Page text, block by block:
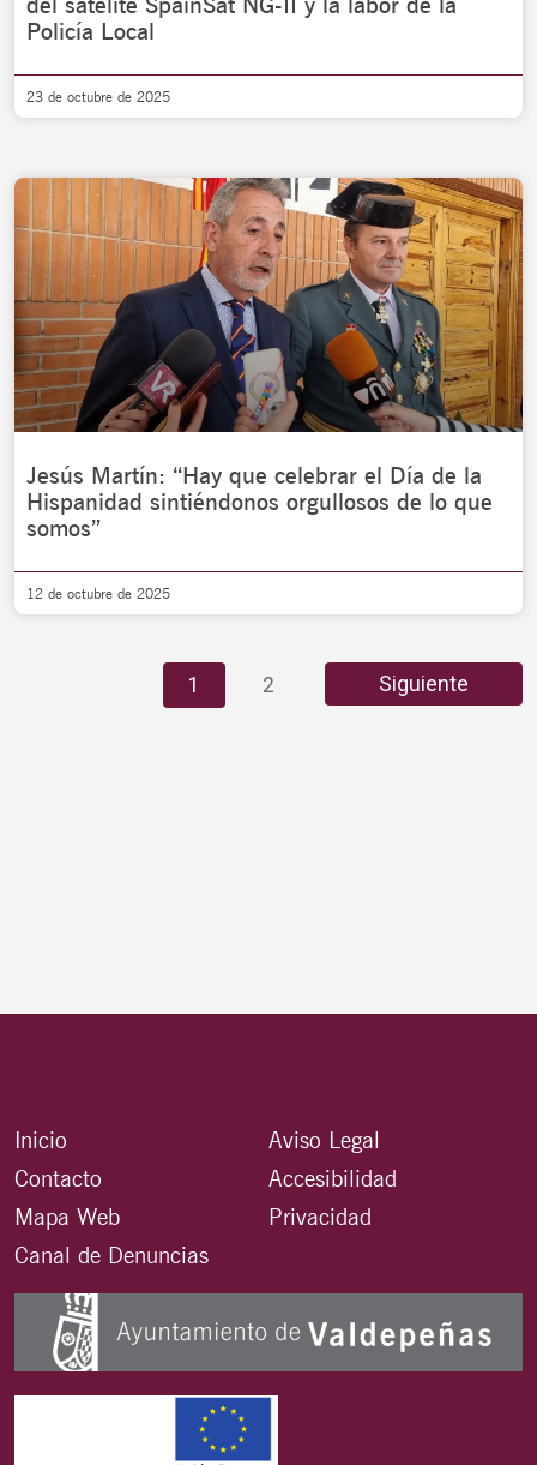
Policía Local
23 de octubre de 2025
Jesús Martín: “Hay que celebrar el Día de la
Hispanidad sintiéndonos orgullosos de lo que
somos”
12 de octubre de 2025
1 2 Siguiente
Inicio
Contacto
Mapa Web
Canal de Denuncias
Aviso Legal
Accesibilidad
Privacidad